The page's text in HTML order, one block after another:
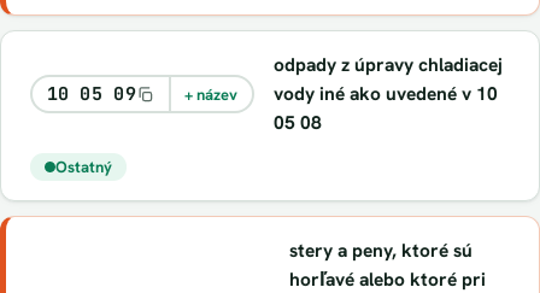
10 05 09 + název
odpady z úpravy chladiacej
vody iné ako uvedené v 10
05 08
Ostatný
stery a peny, ktoré sú
horľavé alebo ktoré pri